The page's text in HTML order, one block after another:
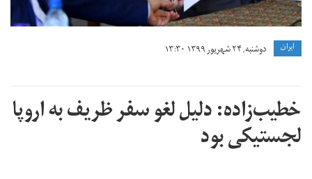
ايران دوشنبه, ۲۴ شهریور ۱۳۹۹ ۱۳:۳۰
خطیب‌زاده: دلیل لغو سفر ظریف به اروپا
لجستیکی بود